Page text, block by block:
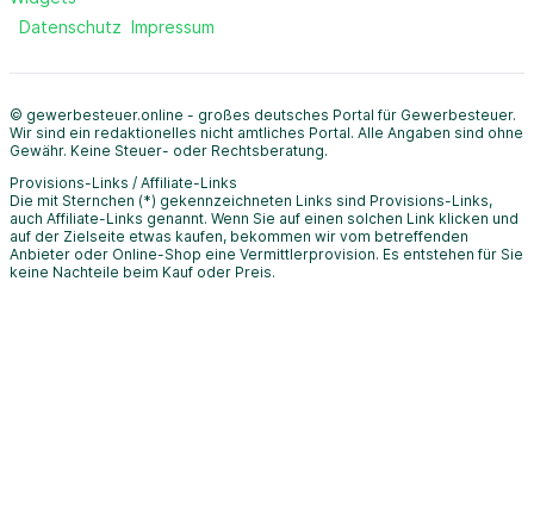
Datenschutz Impressum
© gewerbesteuer.online - großes deutsches Portal für Gewerbesteuer.
Wir sind ein redaktionelles nicht amtliches Portal. Alle Angaben sind ohne
Gewähr. Keine Steuer- oder Rechtsberatung.
Provisions-Links / Affiliate-Links
Die mit Sternchen (*) gekennzeichneten Links sind Provisions-Links,
auch Affiliate-Links genannt. Wenn Sie auf einen solchen Link klicken und
auf der Zielseite etwas kaufen, bekommen wir vom betreffenden
Anbieter oder Online-Shop eine Vermittlerprovision. Es entstehen für Sie
keine Nachteile beim Kauf oder Preis.